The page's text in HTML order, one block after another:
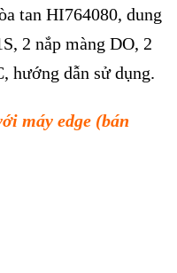
tan HI764080, dung
2 nắp màng DO, 2
hướng dẫn sử dụng.
máy edge (bán